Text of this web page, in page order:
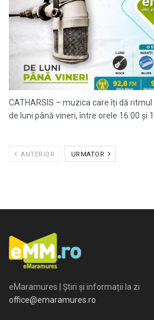
CATHARSIS – muzica care îți dă
de luni până vineri, între orele 16:00 și
ANTERIOR URMATOR
eMaramures | Știri și informații la zi
office@emaramures.ro